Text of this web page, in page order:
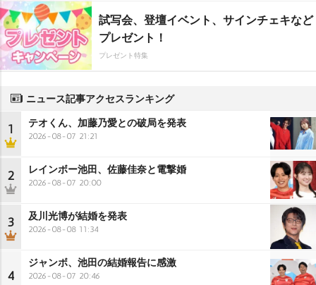
試写会、登壇イベント、サインチェキなど
プレゼント！
プレゼント特集
ニュース記事アクセスランキング
1 テオくん、加藤乃愛との破局を発表
2026-08-07 21:21
2 レインボー池田、佐藤佳奈と電撃婚
2026-08-07 20:00
3 及川光博が結婚を発表
2026-08-08 11:34
4
ジャンボ、池田の結婚報告に感激
2026-08-07 20:46